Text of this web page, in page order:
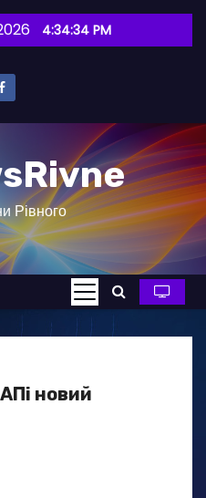
4:34:35 PM
Рівного
новий